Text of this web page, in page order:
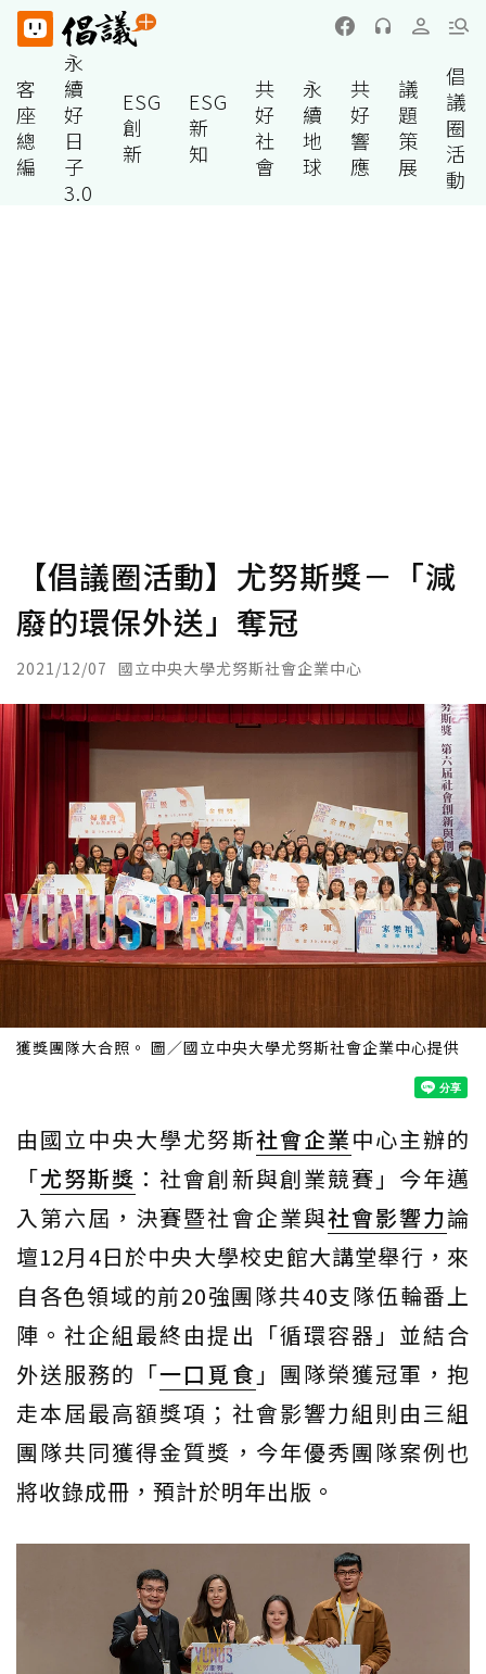
客
座
總
編
永
續
好
日
子
3.0
ESG
創
新
ESG
新
知
共
好
社
會
永
續
地
球
共
好
響
應
議
題
策
展
倡
議
圈
活
動
【倡議圈活動】尤努斯獎－「減
廢的環保外送」奪冠
2021/12/07 國立中央大學尤努斯社會企業中心
獲獎團隊大合照。 圖／國立中央大學尤努斯社會企業中心提供
由國立中央大學尤努斯社會企業中心主辦的
「尤努斯獎 ：社會創新與創業競賽」今年邁
入第六屆，決賽暨社會企業與社會影響力論
壇12月4日於中央大學校史館大講堂舉行，來
自各色領域的前20強團隊共40支隊伍輪番上
陣。社企組最終由提出「循環容器」並結合
外送服務的「一口覓食 」團隊榮獲冠軍，抱
走本屆最高額獎項；社會影響力組則由三組
團隊共同獲得金質獎，今年優秀團隊案例也
將收錄成冊，預計於明年出版。